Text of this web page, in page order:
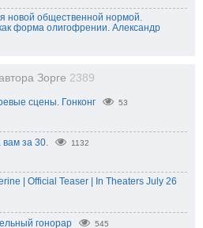
новой общественной нopмой.
форма олигофрении. Александр
Зорге 2389
сцены. Гонконг 53
вам за 30. 1132
| Official Teaser | In Theaters July 26
гонорар 545